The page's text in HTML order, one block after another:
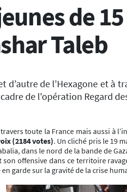
de
Taleb
de l’Hexagone et à
de l'opération Regard
toute la France mais aussi à
(2184 votes). Un cliché pris le 19
dans le nord de la bande de
offensive dans ce territoire
garde sur la gravité de la crise